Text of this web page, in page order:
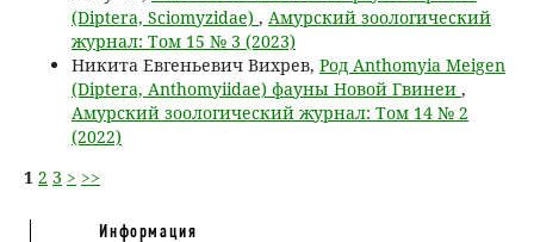
(Diptera, Sciomyzidae) , Амурский зоологический
журнал: Том 15 № 3 (2023)
Никита Евгеньевич Вихрев, Род Anthomyia Meigen
(Diptera, Anthomyiidae) фауны Новой Гвинеи ,
Амурский зоологический журнал: Том 14 № 2
(2022)
1 2 3 > >>
Информация